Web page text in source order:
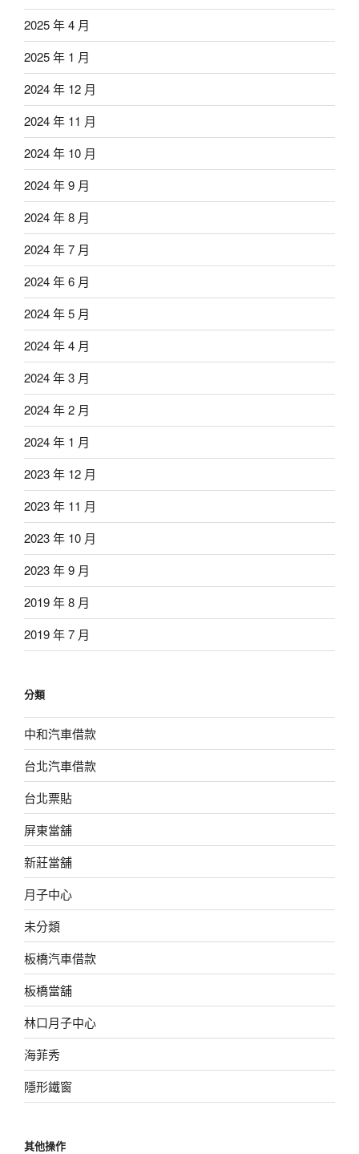
2025 年 4 月
2025 年 1 月
2024 年 12 月
2024 年 11 月
2024 年 10 月
2024 年 9 月
2024 年 8 月
2024 年 7 月
2024 年 6 月
2024 年 5 月
2024 年 4 月
2024 年 3 月
2024 年 2 月
2024 年 1 月
2023 年 12 月
2023 年 11 月
2023 年 10 月
2023 年 9 月
2019 年 8 月
2019 年 7 月
分類
中和汽車借款
台北汽車借款
台北票貼
屏東當舖
新莊當舖
月子中心
未分類
板橋汽車借款
板橋當舖
林口月子中心
海菲秀
隱形鐵窗
其他操作